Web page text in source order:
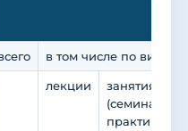
в том числе по видам
лекции
занятия
(семинары,